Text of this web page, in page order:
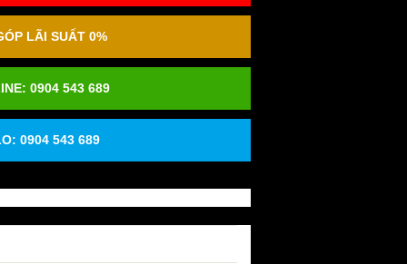
LÃI SUẤT 0%
0904 543 689
0904 543 689